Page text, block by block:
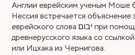
Англии еврейским ученым Моше
Нессия встречается объяснение
еврейского слова יבום при
древнерусского языка со
или Ицхака из Чернигова.